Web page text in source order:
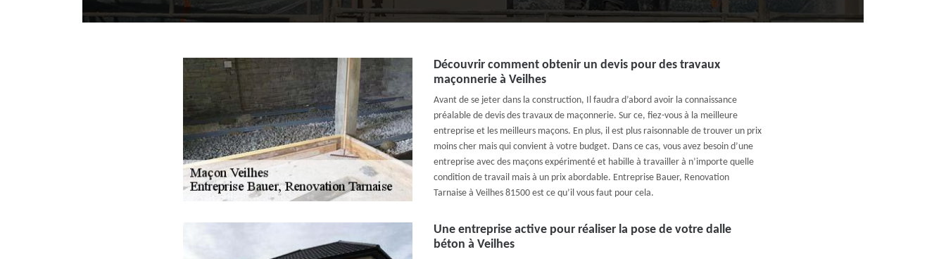
Découvrir comment obtenir un devis pour des travaux
maçonnerie à Veilhes
Avant de se jeter dans la construction, Il faudra d’abord avoir la connaissance
préalable de devis des travaux de maçonnerie. Sur ce, fiez-vous à la meilleure
entreprise et les meilleurs maçons. En plus, il est plus raisonnable de trouver un prix
moins cher mais qui convient à votre budget. Dans ce cas, vous avez besoin d’une
entreprise avec des maçons expérimenté et habille à travailler à n’importe quelle
condition de travail mais à un prix abordable. Entreprise Bauer, Renovation
Tarnaise à Veilhes 81500 est ce qu’il vous faut pour cela.
Une entreprise active pour réaliser la pose de votre dalle
béton à Veilhes